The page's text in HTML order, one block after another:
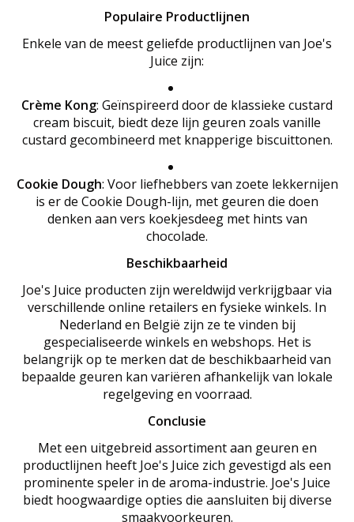
Populaire Productlijnen
Enkele van de meest geliefde productlijnen van Joe's
Juice zijn:
Crème Kong: Geïnspireerd door de klassieke custard
cream biscuit, biedt deze lijn geuren zoals vanille
custard gecombineerd met knapperige biscuittonen.
Cookie Dough: Voor liefhebbers van zoete lekkernijen
is er de Cookie Dough-lijn, met geuren die doen
denken aan vers koekjesdeeg met hints van
chocolade.
Beschikbaarheid
Joe's Juice producten zijn wereldwijd verkrijgbaar via
verschillende online retailers en fysieke winkels. In
Nederland en België zijn ze te vinden bij
gespecialiseerde winkels en webshops. Het is
belangrijk op te merken dat de beschikbaarheid van
bepaalde geuren kan variëren afhankelijk van lokale
regelgeving en voorraad.
Conclusie
Met een uitgebreid assortiment aan geuren en
productlijnen heeft Joe's Juice zich gevestigd als een
prominente speler in de aroma-industrie. Joe's Juice
biedt hoogwaardige opties die aansluiten bij diverse
smaakvoorkeuren.